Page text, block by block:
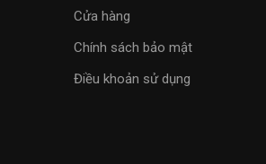
Cửa hàng
Chính sách bảo mật
Điều khoản sử dụng